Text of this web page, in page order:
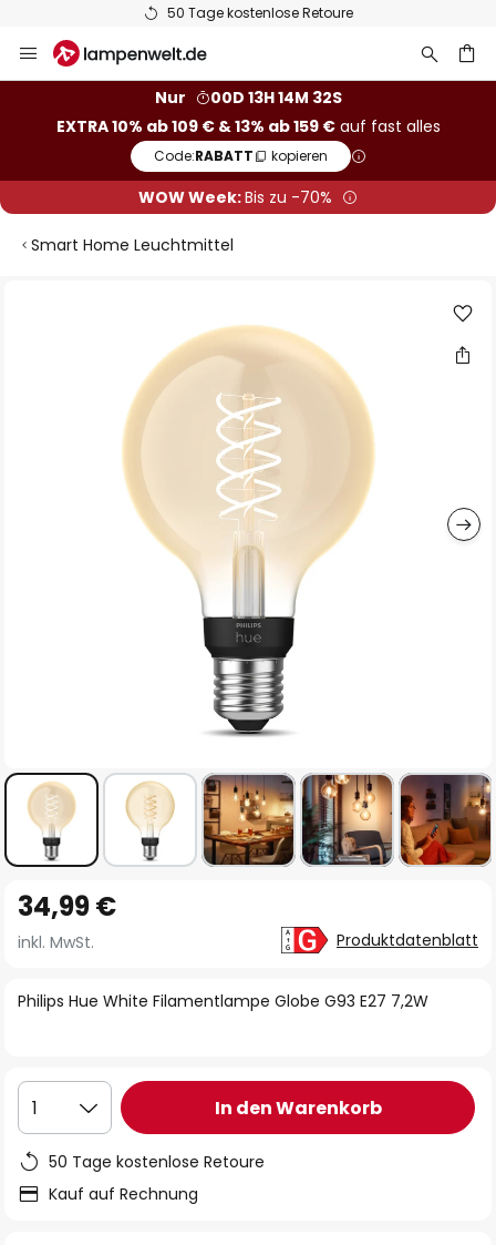
50 Tage kostenlose Retoure
Inhalt
Nur
00D 13H 14M 31S
EXTRA 10% ab 109 € & 13% ab 159 €auf fast alles
Code:RABATT kopieren
WOW Week:Bis zu -70%
Smart Home Leuchtmittel
Anfang
der
springen
Philips Hue White Filamentlampe Globe G93 E27 7,2W
34,99 €
inkl. MwSt. Produktdatenblatt
1 In den Warenkorb
50 Tage kostenlose Retoure
Kauf auf Rechnung